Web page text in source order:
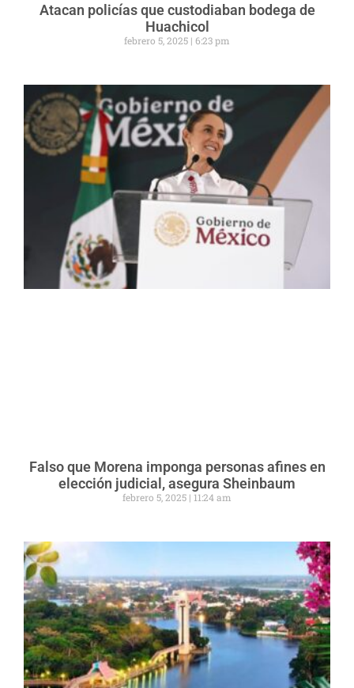
Atacan policías que custodiaban bodega de
Huachicol
febrero 5, 2025 6:23 pm
Falso que Morena imponga personas afines en
elección judicial, asegura Sheinbaum
febrero 5, 2025 11:24 am